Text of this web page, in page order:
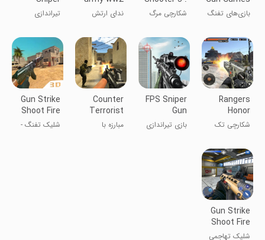
Offline
بازی‌های تفنگ
آفلاین
kill shot
شکارچی مرگ
کشنده
Sniper: Fire
Games war
ندای ارتش
تیرانداز: بازیهای
جنگی
Shooting
3D
تیراندازی
Rangers
Honor
Sniper
Shooting
شکارچی تک
نگهبان
FPS Sniper
Gun
Shooting
Game
بازی تیراندازی
Counter
Terrorist
Shoot
مبارزه با
Gun Strike
Shoot Fire
شلیک تفنگ -
Gun Strike
Shoot Fire
شلیک تهاجمی